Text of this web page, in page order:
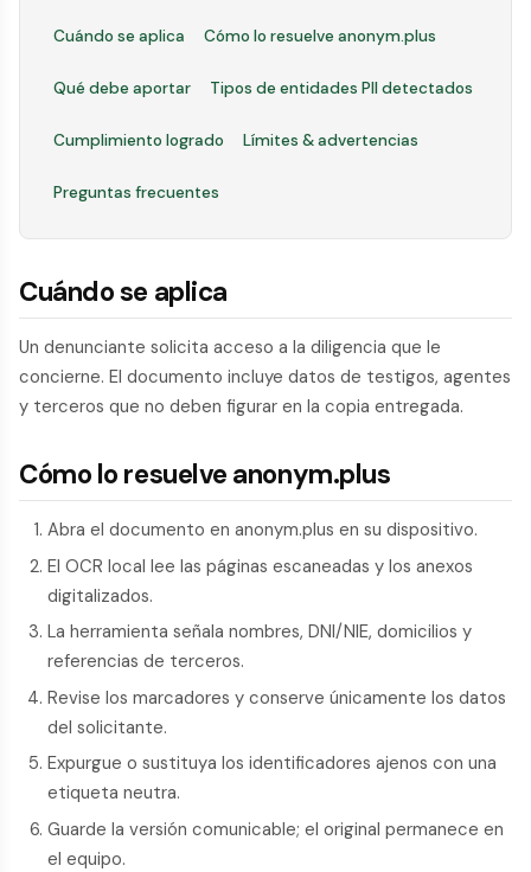
Cuándo se aplica Cómo lo resuelve anonym.plus
Qué debe aportar Tipos de entidades PII detectados
Cumplimiento logrado Límites & advertencias
Preguntas frecuentes
Cuándo se aplica
Un denunciante solicita acceso a la diligencia que le
concierne. El documento incluye datos de testigos, agentes
y terceros que no deben figurar en la copia entregada.
Cómo lo resuelve anonym.plus
Abra el documento en anonym.plus en su dispositivo.
El OCR local lee las páginas escaneadas y los anexos
digitalizados.
La herramienta señala nombres, DNI/NIE, domicilios y
referencias de terceros.
Revise los marcadores y conserve únicamente los datos
del solicitante.
Expurgue o sustituya los identificadores ajenos con una
etiqueta neutra.
Guarde la versión comunicable; el original permanece en
el equipo.